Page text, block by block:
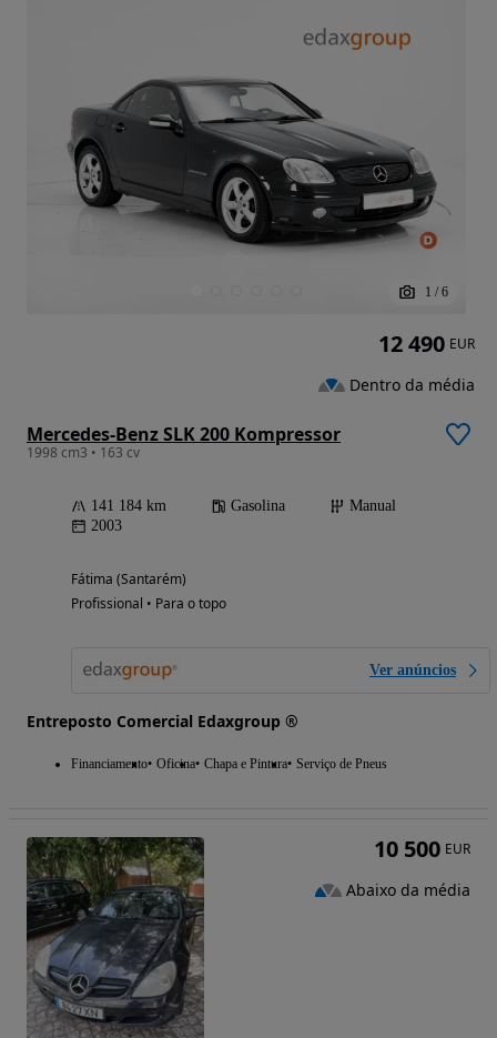
1 / 6
Mercedes-Benz SLK 200 Kompressor
1998 cm3 • 163 cv
141 184 km Gasolina
Manual
2003
Fátima (Santarém)
Profissional • Para o topo
Ver anúncios
Entreposto Comercial Edaxgroup ®
Financiamento Oficina Chapa e Pintura Serviço de Pneus
12 490 EUR
Dentro da média
10 500 EUR
Abaixo da média